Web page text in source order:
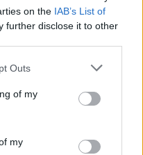
on the IAB’s List of
further disclose it to other
one or more Google
You may click to
its third-party tags to
in below Google
Outs
of my
my
noliktavām